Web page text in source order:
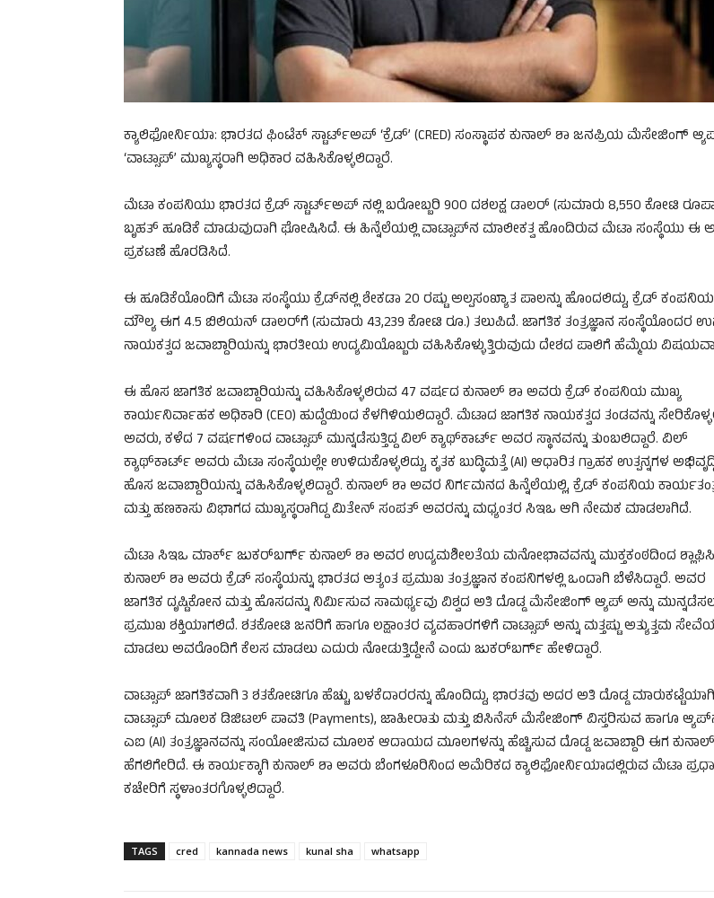
ಕ್ಯಾಲಿಫೋರ್ನಿಯಾ: ಭಾರತದ ಫಿಂಟೆಕ್ ಸ್ಟಾರ್ಟ್‌ಅಪ್ ‘ಕ್ರೆಡ್’ (CRED) ಸಂಸ್ಥಾಪಕ ಕುನಾಲ್ ಶಾ ಜನಪ್ರಿಯ ಮೆಸೇಜಿಂಗ್
‘ವಾಟ್ಸಾಪ್’ ಮುಖ್ಯಸ್ಥರಾಗಿ ಅಧಿಕಾರ ವಹಿಸಿಕೊಳ್ಳಲಿದ್ದಾರೆ.
ಮೆಟಾ ಕಂಪನಿಯು ಭಾರತದ ಕ್ರೆಡ್ ಸ್ಟಾರ್ಟ್‌ಅಪ್ ‌ನಲ್ಲಿ ಬರೋಬ್ಬರಿ 900 ದಶಲಕ್ಷ ಡಾಲರ್ (ಸುಮಾರು 8,550 ಕೋಟಿ
ಬೃಹತ್ ಹೂಡಿಕೆ ಮಾಡುವುದಾಗಿ ಘೋಷಿಸಿದೆ. ಈ ಹಿನ್ನೆಲೆಯಲ್ಲಿ ವಾಟ್ಸಾಪ್‌ನ ಮಾಲೀಕತ್ವ ಹೊಂದಿರುವ ಮೆಟಾ ಸಂಸ್ಥೆಯು ಈ
ಪ್ರಕಟಣೆ ಹೊರಡಿಸಿದೆ.
ಈ ಹೂಡಿಕೆಯೊಂದಿಗೆ ಮೆಟಾ ಸಂಸ್ಥೆಯು ಕ್ರೆಡ್‌ನಲ್ಲಿ ಶೇಕಡಾ 20 ರಷ್ಟು ಅಲ್ಪಸಂಖ್ಯಾತ ಪಾಲನ್ನು ಹೊಂದಲಿದ್ದು, ಕ್ರೆಡ್ ಕಂಪನಿಯ
ಮೌಲ್ಯ ಈಗ 4.5 ಬಿಲಿಯನ್ ಡಾಲರ್‌ಗೆ (ಸುಮಾರು 43,239 ಕೋಟಿ ರೂ.) ತಲುಪಿದೆ. ಜಾಗತಿಕ ತಂತ್ರಜ್ಞಾನ ಸಂಸ್ಥೆಯೊಂದರ
ನಾಯಕತ್ವದ ಜವಾಬ್ದಾರಿಯನ್ನು ಭಾರತೀಯ ಉದ್ಯಮಿಯೊಬ್ಬರು ವಹಿಸಿಕೊಳ್ಳುತ್ತಿರುವುದು ದೇಶದ ಪಾಲಿಗೆ ಹೆಮ್ಮೆಯ
ಈ ಹೊಸ ಜಾಗತಿಕ ಜವಾಬ್ದಾರಿಯನ್ನು ವಹಿಸಿಕೊಳ್ಳಲಿರುವ 47 ವರ್ಷದ ಕುನಾಲ್ ಶಾ ಅವರು ಕ್ರೆಡ್ ಕಂಪನಿಯ ಮುಖ್ಯ
ಕಾರ್ಯನಿರ್ವಾಹಕ ಅಧಿಕಾರಿ (CEO) ಹುದ್ದೆಯಿಂದ ಕೆಳಗಿಳಿಯಲಿದ್ದಾರೆ. ಮೆಟಾದ ಜಾಗತಿಕ ನಾಯಕತ್ವದ ತಂಡವನ್ನು
ಅವರು, ಕಳೆದ 7 ವರ್ಷಗಳಿಂದ ವಾಟ್ಸಾಪ್ ಮುನ್ನಡೆಸುತ್ತಿದ್ದ ವಿಲ್ ಕ್ಯಾಥ್‌ಕಾರ್ಟ್ ಅವರ ಸ್ಥಾನವನ್ನು ತುಂಬಲಿದ್ದಾರೆ. ವಿಲ್
ಕ್ಯಾಥ್‌ಕಾರ್ಟ್ ಅವರು ಮೆಟಾ ಸಂಸ್ಥೆಯಲ್ಲೇ ಉಳಿದುಕೊಳ್ಳಲಿದ್ದು, ಕೃತಕ ಬುದ್ಧಿಮತ್ತೆ (AI) ಆಧಾರಿತ ಗ್ರಾಹಕ ಉತ್ಪನ್ನಗಳ
ಹೊಸ ಜವಾಬ್ದಾರಿಯನ್ನು ವಹಿಸಿಕೊಳ್ಳಲಿದ್ದಾರೆ. ಕುನಾಲ್ ಶಾ ಅವರ ನಿರ್ಗಮನದ ಹಿನ್ನೆಲೆಯಲ್ಲಿ, ಕ್ರೆಡ್ ಕಂಪನಿಯ
ಮತ್ತು ಹಣಕಾಸು ವಿಭಾಗದ ಮುಖ್ಯಸ್ಥರಾಗಿದ್ದ ಮಿತೇನ್ ಸಂಪತ್ ಅವರನ್ನು ಮಧ್ಯಂತರ ಸಿಇಒ ಆಗಿ ನೇಮಕ ಮಾಡಲಾಗಿದೆ.
ಮೆಟಾ ಸಿಇಒ ಮಾರ್ಕ್ ಜುಕರ್‌ಬರ್ಗ್ ಕುನಾಲ್ ಶಾ ಅವರ ಉದ್ಯಮಶೀಲತೆಯ ಮನೋಭಾವವನ್ನು ಮುಕ್ತಕಂಠದಿಂದ
ಕುನಾಲ್ ಶಾ ಅವರು ಕ್ರೆಡ್ ಸಂಸ್ಥೆಯನ್ನು ಭಾರತದ ಅತ್ಯಂತ ಪ್ರಮುಖ ತಂತ್ರಜ್ಞಾನ ಕಂಪನಿಗಳಲ್ಲಿ ಒಂದಾಗಿ ಬೆಳೆಸಿದ್ದಾರೆ. ಅವರ
ಜಾಗತಿಕ ದೃಷ್ಟಿಕೋನ ಮತ್ತು ಹೊಸದನ್ನು ನಿರ್ಮಿಸುವ ಸಾಮರ್ಥ್ಯವು ವಿಶ್ವದ ಅತಿ ದೊಡ್ಡ ಮೆಸೇಜಿಂಗ್ ಆ್ಯಪ್ ಅನ್ನು
ಪ್ರಮುಖ ಶಕ್ತಿಯಾಗಲಿದೆ. ಶತಕೋಟಿ ಜನರಿಗೆ ಹಾಗೂ ಲಕ್ಷಾಂತರ ವ್ಯವಹಾರಗಳಿಗೆ ವಾಟ್ಸಾಪ್ ಅನ್ನು ಮತ್ತಷ್ಟು ಅತ್ಯುತ್ತಮ
ಮಾಡಲು ಅವರೊಂದಿಗೆ ಕೆಲಸ ಮಾಡಲು ಎದುರು ನೋಡುತ್ತಿದ್ದೇನೆ ಎಂದು ಜುಕರ್‌ಬರ್ಗ್ ಹೇಳಿದ್ದಾರೆ.
ವಾಟ್ಸಾಪ್ ಜಾಗತಿಕವಾಗಿ 3 ಶತಕೋಟಿಗೂ ಹೆಚ್ಚು ಬಳಕೆದಾರರನ್ನು ಹೊಂದಿದ್ದು, ಭಾರತವು ಅದರ ಅತಿ ದೊಡ್ಡ
ವಾಟ್ಸಾಪ್ ಮೂಲಕ ಡಿಜಿಟಲ್ ಪಾವತಿ (Payments), ಜಾಹೀರಾತು ಮತ್ತು ಬಿಸಿನೆಸ್ ಮೆಸೇಜಿಂಗ್ ವಿಸ್ತರಿಸುವ ಹಾಗೂ
ಎಐ (AI) ತಂತ್ರಜ್ಞಾನವನ್ನು ಸಂಯೋಜಿಸುವ ಮೂಲಕ ಆದಾಯದ ಮೂಲಗಳನ್ನು ಹೆಚ್ಚಿಸುವ ದೊಡ್ಡ ಜವಾಬ್ದಾರಿ ಈಗ
ಹೆಗಲಿಗೇರಿದೆ. ಈ ಕಾರ್ಯಕ್ಕಾಗಿ ಕುನಾಲ್ ಶಾ ಅವರು ಬೆಂಗಳೂರಿನಿಂದ ಅಮೆರಿಕದ ಕ್ಯಾಲಿಫೋರ್ನಿಯಾದಲ್ಲಿರುವ ಮೆಟಾ
ಕಚೇರಿಗೆ ಸ್ಥಳಾಂತರಗೊಳ್ಳಲಿದ್ದಾರೆ.
TAGS cred kannada news kunal sha whatsapp